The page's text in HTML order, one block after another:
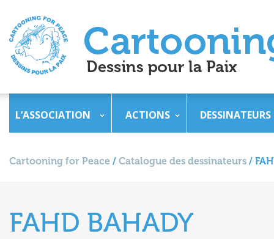
L’ASSOCIATION ACTIONS DESSINATEURS
Cartooning for Peace / Catalogue des dessinateurs /
FAHD BAHADY